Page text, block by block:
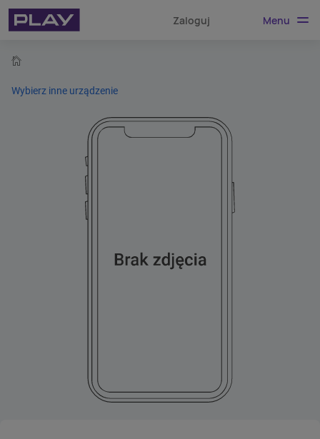
Zaloguj Menu
Wybierz inne urządzenie